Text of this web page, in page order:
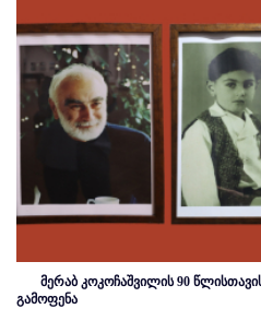
მერაბ კოკოჩაშვილის 90
გამოფენა